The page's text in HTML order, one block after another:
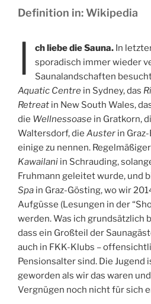
Definition in: Wikipedia
I ch liebe die Sauna. In
sporadisch immer wieder
Saunalandschaften
Aquatic Centre in Sydney, das
Retreat in New South Wales,
die Wellnessoase in Gratkorn,
Waltersdorf, die Auster in
einige zu nennen.
Kawailani in Schrauding,
Fruhmann geleitet wurde, und
Spa in Graz-Gösting, wo wir
Aufgüsse (Lesungen in der
werden. Was ich grundsätzlich
dass ein Großteil der
auch in FKK-Klubs –
Pensionsalter sind. Die Jugend
geworden als wir das waren
Vergnügen noch nicht für sich